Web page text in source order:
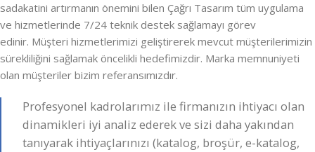
sadakatini artırmanın önemini bilen Çağrı Tasarım tüm uygulama
ve hizmetlerinde 7/24 teknik destek sağlamayı görev
edinir. Müşteri hizmetlerimizi geliştirerek mevcut müşterilerimizin
sürekliliğini sağlamak öncelikli hedefimizdir. Marka memnuniyeti
olan müşteriler bizim referansımızdır.
Profesyonel kadrolarımız ile firmanızın ihtiyacı olan
dinamikleri iyi analiz ederek ve sizi daha yakından
tanıyarak ihtiyaçlarınızı (katalog, broşür, e-katalog,